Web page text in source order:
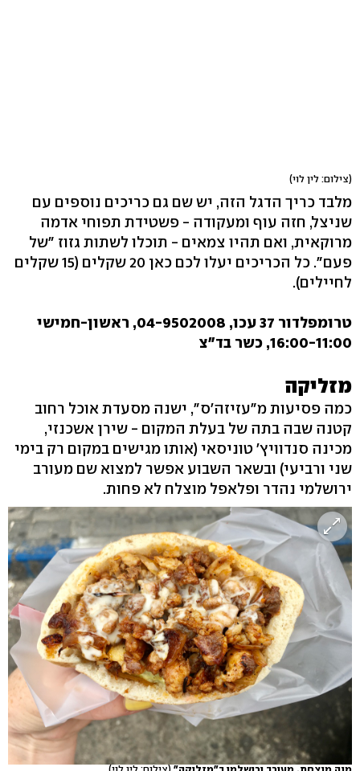
(צילום: לין לוי)
מלבד כריך הדגל הזה, יש שם גם כריכים נוספים עם
שניצל, חזה עוף ומעקודה - פשטידת תפוחי אדמה
מרוקאית, ואם תהיו צמאים - תוכלו לשתות גזוז "של
פעם". כל הכריכים יעלו לכם כאן 20 שקלים (15 שקלים
לחיילים).
טרומפלדור 37 עכו, 04-9502008‏, ראשון-חמישי
16:00-11:00, כשר בד"צ
מזליקה
כמה פסיעות מ"עזיזה'ס", ישנה מסעדת אוכל רחוב
קטנה שבה בתה של בעלת המקום - שירן אשכנזי,
מכינה סנדוויץ' טוניסאי (אותו מגישים במקום רק בימי
שני ורביעי) ובשאר השבוע אפשר למצוא שם מעורב
ירושלמי נהדר ופלאפל מוצלח לא פחות.